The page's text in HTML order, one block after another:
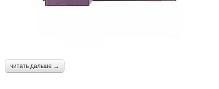
читать дальше →